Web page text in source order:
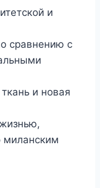
и
сравнению с
и новая